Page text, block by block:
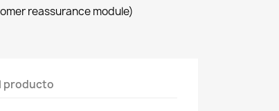
reassurance module)
producto